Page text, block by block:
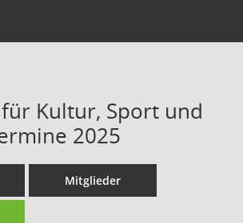
Kultur, Sport und
2025
Mitglieder